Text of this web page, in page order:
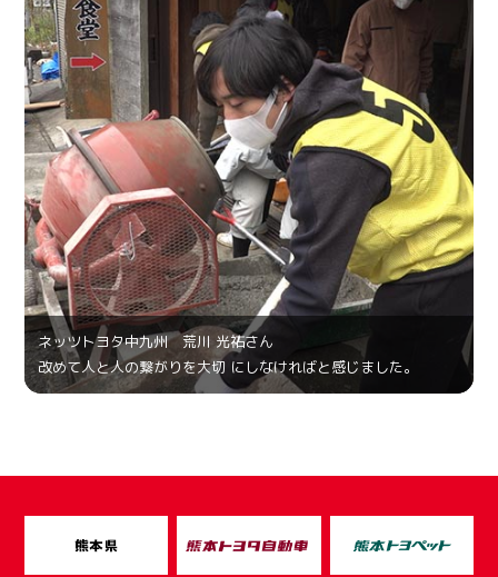
ネッツトヨタ中九州 荒川 光祐さん
改めて人と人の繋がりを大切 にしなければと感じました。